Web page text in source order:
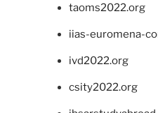
taoms2022.org
iias-euromena-
ivd2022.org
csity2022.org